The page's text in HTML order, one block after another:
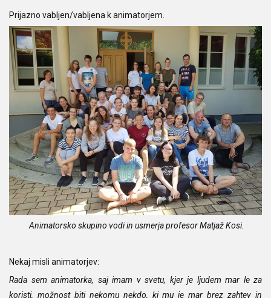
Prijazno vabljen/vabljena k animatorjem.
Animatorsko skupino vodi in usmerja profesor Matjaž Kosi.
Nekaj misli animatorjev:
Rada sem animatorka, saj imam v svetu, kjer je ljudem mar le za
koristi, možnost biti nekomu nekdo, ki mu je mar brez zahtev in